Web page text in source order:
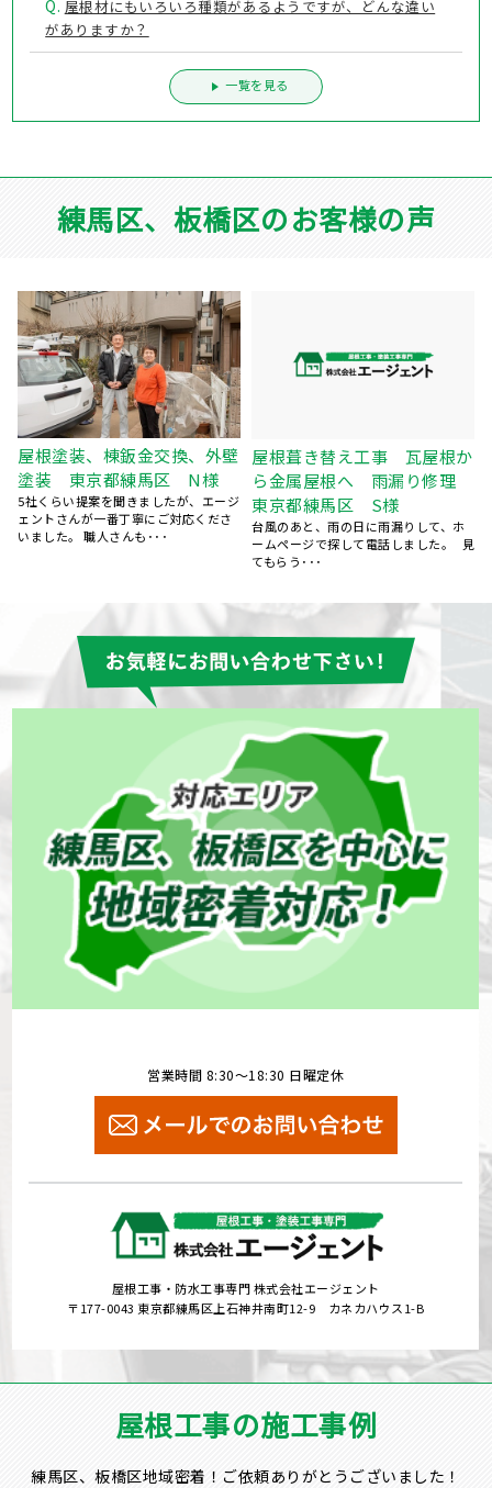
Q. 屋根材にもいろいろ種類があるようですが、どんな違い
がありますか？
一覧を見る
練馬区、板橋区のお客様の声
屋根葺き替え工事 瓦屋根か
ら金属屋根へ 雨漏り修理
東京都練馬区 S様
台風のあと、雨の日に雨漏りして、ホ
ームページで探して電話しました。 見
ベランダFRP防水工事、屋根
カバー工事、外壁塗装、庇補
修工事 東京都板橋区 K様
15年前にマイホームを購入してから、
特にお手入れはしておらず、ある時庇
が腐食しているのを見つ･･･
営業時間 8:30～18:30 日曜定休
屋根工事・防水工事専門 株式会社エージェント
〒177-0043 東京都練馬区上石神井南町12-9 カネカハウス1-B
屋根工事の施工事例
練馬区、板橋区地域密着！ご依頼ありがとうございました！